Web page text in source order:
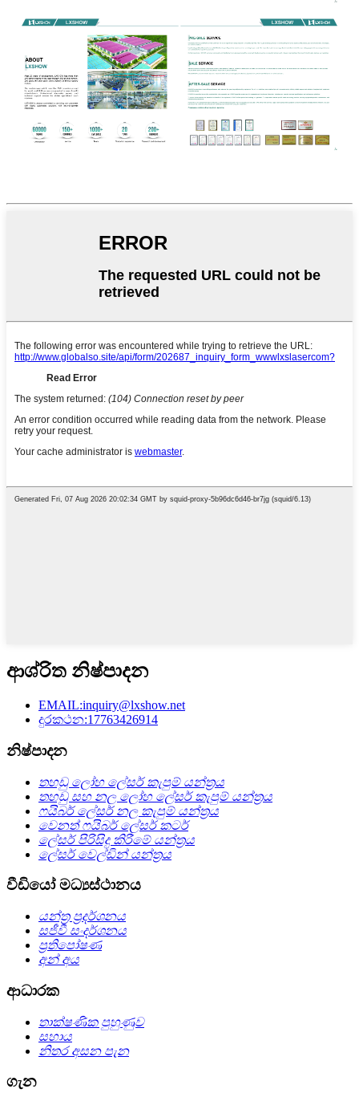
ආශ්රිත නිෂ්පාදන
EMAIL:inquiry@lxshow.net
දුරකථන:17763426914
නිෂ්පාදන
තහඩු ලෝහ ලේසර් කැපුම් යන්ත්‍රය
තහඩු සහ නල ලෝහ ලේසර් කැපුම් යන්ත්‍රය
ෆයිබර් ලේසර් නල කැපුම් යන්ත්‍රය
වෙනත් ෆයිබර් ලේසර් කටර්
ලේසර් පිරිසිදු කිරීමේ යන්ත්‍රය
ලේසර් වෙල්ඩින් යන්ත්‍රය
වීඩියෝ මධ්‍යස්ථානය
යන්ත්‍ර ප්‍රදර්ශනය
සජීවී සංදර්ශනය
ප්‍රතිපෝෂණ
අන් අය
ආධාරක
තාක්ෂණික පුහුණුව
සහාය
නිතර අසන පැන
ගැන